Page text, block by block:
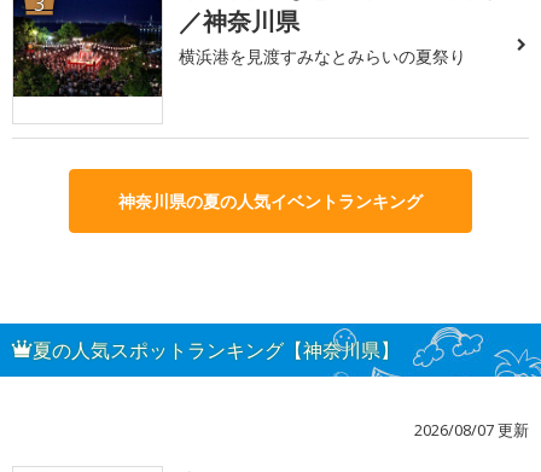
／神奈川県
横浜港を見渡すみなとみらいの夏祭り
神奈川県の夏の人気イベントランキング
夏の人気スポットランキング【神奈川県】
2026/08/07 更新